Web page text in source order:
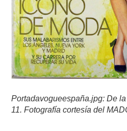
Portadavogueespaña.jpg: De
11. Fotografía cortesía del